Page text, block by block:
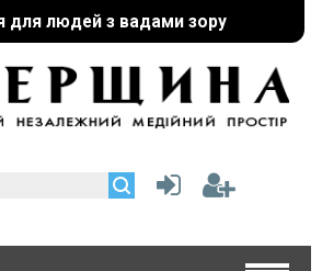
для людей з вадами зору